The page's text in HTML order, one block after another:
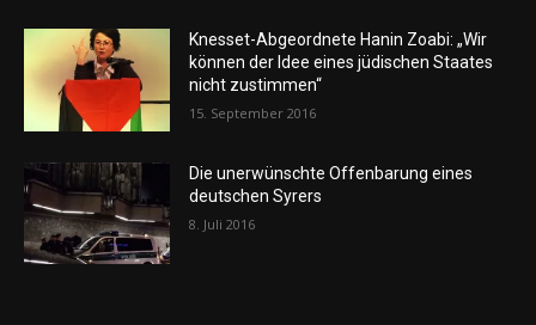
Knesset-Abgeordnete Hanin Zoabi: „Wir
können der Idee eines jüdischen Staates
nicht zustimmen“
15. September 2016
Die unerwünschte Offenbarung eines
deutschen Syrers
8. Juli 2016